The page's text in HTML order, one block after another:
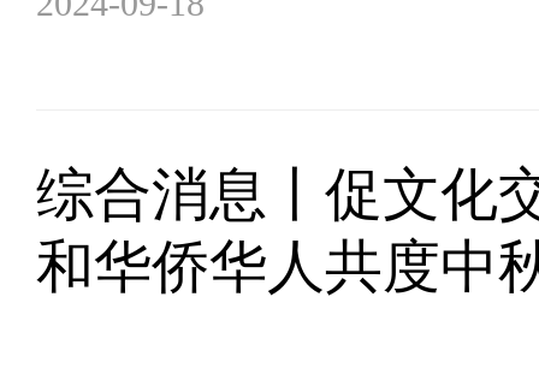
综合消息丨促文
和华侨华人共度中